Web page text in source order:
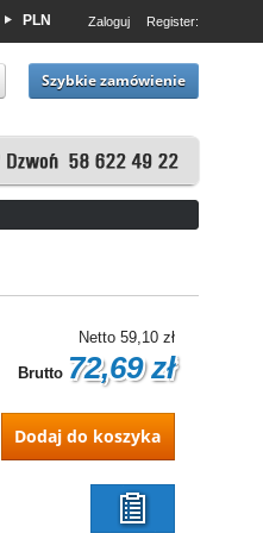
PLN
EUR
USD
Zaloguj Register:
Szybkie zamówienie
Netto 59,10 zł
Brutto 72,69 zł
Dodaj do koszyka